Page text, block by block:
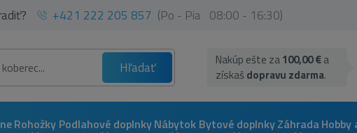
+421 222 205 857 (Po - Pia 08:00 - 16:30)
Hľadať Nakúp ešte za100,00 €a
získaš dopravu zdarma.
Rohožky Podlahové doplnkyNábytok Bytové doplnkyZáhradaHobby